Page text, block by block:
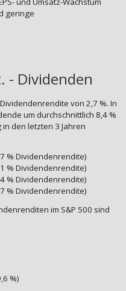
geringe
- Dividenden
von 2,7 %. In
um durchschnittlich 8,4 %
den letzten 3 Jahren
% Dividendenrendite)
% Dividendenrendite)
% Dividendenrendite)
% Dividendenrendite)
im S&P 500 sind
%)